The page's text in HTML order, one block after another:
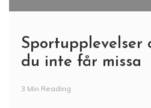
Sportupplevelser
du inte får missa
3 Min Reading